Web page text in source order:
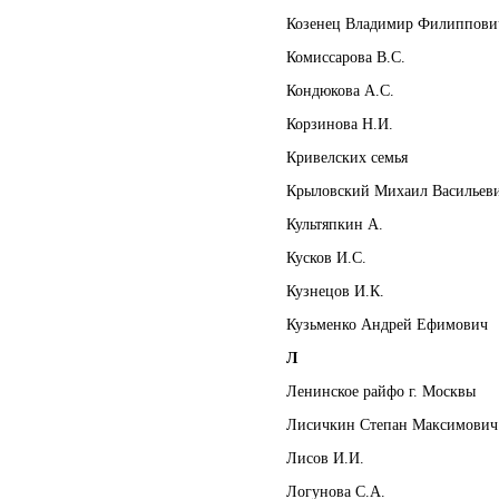
Козенец Владимир
Комиссарова В.С.
Кондюкова А.С.
Корзинова Н.И.
Кривелских семья
Крыловский Михаил
Культяпкин А.
Кусков И.С.
Кузнецов И.К.
Кузьменко Андрей Ефимович
Л
Ленинское райфо г. Москвы
Лисичкин Степан Максимович
Лисов И.И.
Логунова С.А.